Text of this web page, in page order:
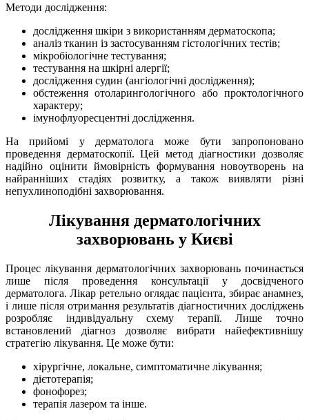
Методи дослідження:
дослідження шкіри з використанням дерматоскопа;
аналіз тканин із застосуванням гістологічних тестів;
мікробіологічне тестування;
тестування на шкірні алергії;
дослідження судин (ангіологічні дослідження);
обстеження отоларингологічного або проктологічного
характеру;
імунофлуоресцентні дослідження.
На прийомі у дерматолога може бути запропоновано
проведення дерматоскопії. Цей метод діагностики дозволяє
надійно оцінити ймовірність формування новоутворень на
найранніших стадіях розвитку, а також виявляти різні
непухлиноподібні захворювання.
Лікування дерматологічних
захворювань у Києві
Процес лікування дерматологічних захворювань починається
лише після проведення консультації у досвідченого
дерматолога. Лікар ретельно оглядає пацієнта, збирає анамнез,
і лише після отримання результатів діагностичних досліджень
розробляє індивідуальну схему терапії. Лише точно
встановлений діагноз дозволяє вибрати найефективнішу
стратегію лікування. Це може бути:
хірургічне, локальне, симптоматичне лікування;
дієтотерапія;
фонофорез;
терапія лазером та інше.